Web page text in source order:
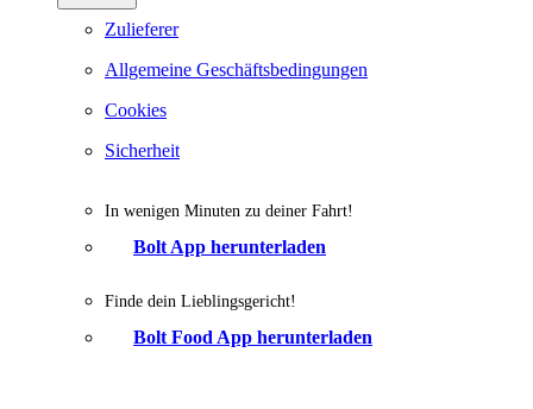
Zulieferer
Allgemeine Geschäftsbedingungen
Cookies
Sicherheit
In wenigen Minuten zu deiner Fahrt!
Bolt App herunterladen
Finde dein Lieblingsgericht!
Bolt Food App herunterladen